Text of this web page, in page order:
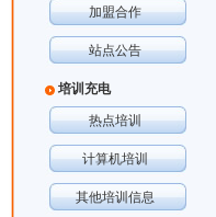
加盟合作
站点公告
培训充电
热点培训
计算机培训
其他培训信息